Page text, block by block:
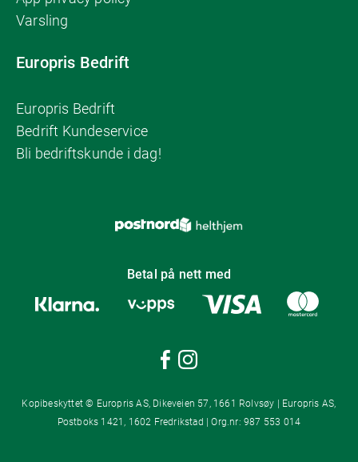
Varsling
Europris Bedrift
Europris Bedrift
Bedrift Kundeservice
Bli bedriftskunde i dag!
Betal på nett med
Kopibeskyttet © Europris AS, Dikeveien 57, 1661 Rolvsøy | Europris AS,
Postboks 1421, 1602 Fredrikstad | Org.nr: 987 553 014